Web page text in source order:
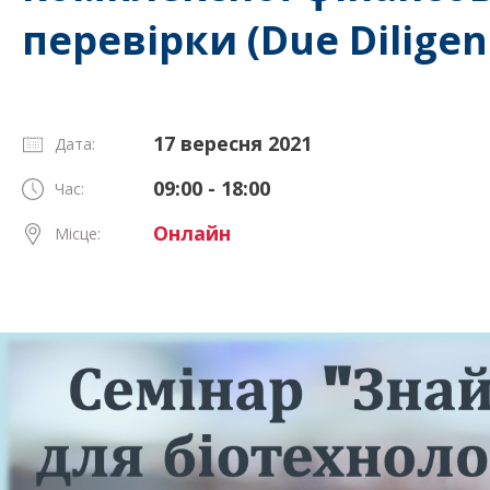
перевірки (Due
Дата: 17 вересня 2021
Час: 09:00 - 18:00
Місце: Онлайн